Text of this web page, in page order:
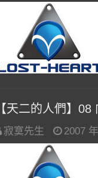
【天二的人們】08
寂寞先生 2007